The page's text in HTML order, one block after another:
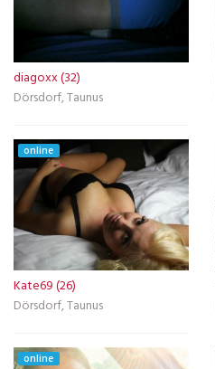
diagoxx (32)
Dörsdorf, Taunus
online
Kate69 (26)
Dörsdorf, Taunus
online